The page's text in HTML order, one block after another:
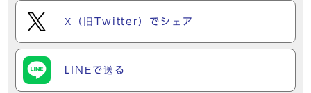
X（旧Twitter）でシェア
LINEで送る